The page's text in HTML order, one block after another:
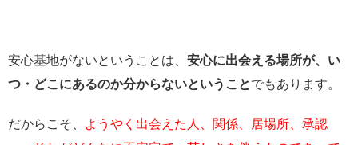
安心基地がないということは、 安心に出会える場所が、い
つ・どこにあるのか分からないということでもあります。
だからこそ、
ようやく出会えた人、関係、居場所、承認